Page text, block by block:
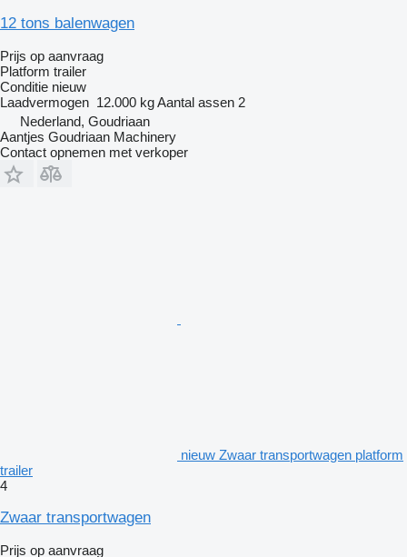
12 tons balenwagen
Prijs op aanvraag
Platform trailer
Conditie nieuw
Laadvermogen 12.000 kgAantal assen 2
Nederland, Goudriaan
Aantjes Goudriaan Machinery
Contact opnemen met verkoper
nieuw Zwaar transportwagen platform
trailer
4
Zwaar transportwagen
Prijs op aanvraag